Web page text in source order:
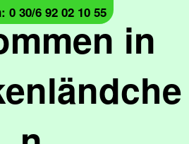
in
30/6 92 02 10 55